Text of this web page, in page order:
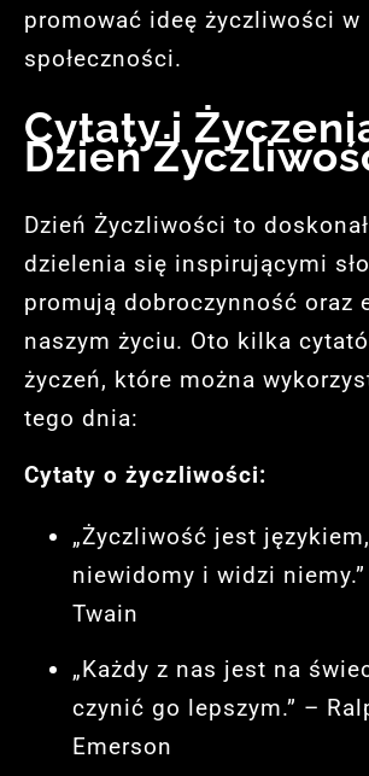
promować ideę życzliwości w
społeczności.
Cytaty i
Dzień
Dzień Życzliwości to
dzielenia się inspirującymi
promują dobroczynność oraz
naszym życiu. Oto kilka
życzeń, które można
tego dnia:
Cytaty o życzliwości:
„Życzliwość jest
niewidomy i widzi
Twain
„Każdy z nas jest na
czynić go lepszym.” –
Emerson